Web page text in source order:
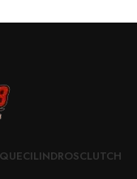
CILINDROSCLUTCH